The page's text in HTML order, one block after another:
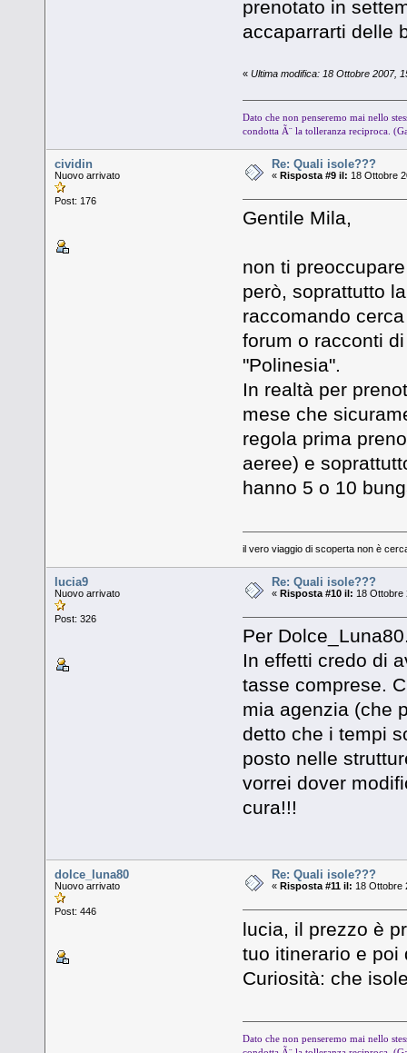
prenotato in
accaparrarti delle
« Ultima modifica: 18 Ottobre 2007,
Dato che non penseremo mai nello
condotta Ã¨ la tolleranza reciproca.
cividin
Nuovo arrivato
Post: 176
Re: Quali isole???
«Risposta #9 il: 18 Ottobre
Gentile Mila,
non ti
però, soprattutto
raccomando
forum o racconti
"Polinesia".
In realtà per
mese che
regola prima
aeree) e
hanno 5 o 10
il vero viaggio di scoperta non è
lucia9
Nuovo arrivato
Post: 326
Re: Quali isole???
«Risposta #10 il: 18 Ottobre
Per
In effetti credo di
tasse comprese.
mia agenzia (che
detto che i tempi
posto nelle
vorrei dover
cura!!!
dolce_luna80
Nuovo arrivato
Post: 446
Re: Quali isole???
«Risposta #11 il: 18 Ottobre
lucia, il prezzo è
tuo itinerario e
Curiosità: che
Dato che non penseremo mai nello